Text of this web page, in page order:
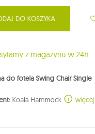
DO KOSZYKA
z magazynu w 24h
do fotela Swing Chair Single
Koala Hammock więcej